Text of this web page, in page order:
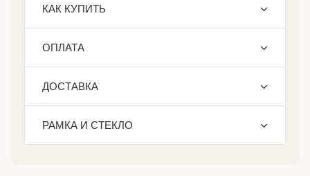
КАК КУПИТЬ
ОПЛАТА
ДОСТАВКА
РАМКА И СТЕКЛО